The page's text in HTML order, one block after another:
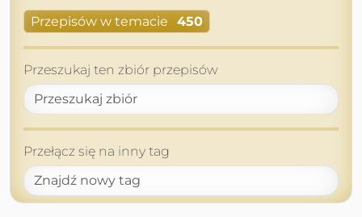
Przepisów w temacie 450
Przeszukaj ten zbiór przepisów
Przełącz się na inny tag